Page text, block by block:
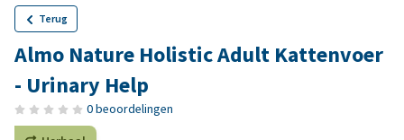
Terug
Almo Nature Holistic Adult Kattenvoer
- Urinary Help
0 beoordelingen